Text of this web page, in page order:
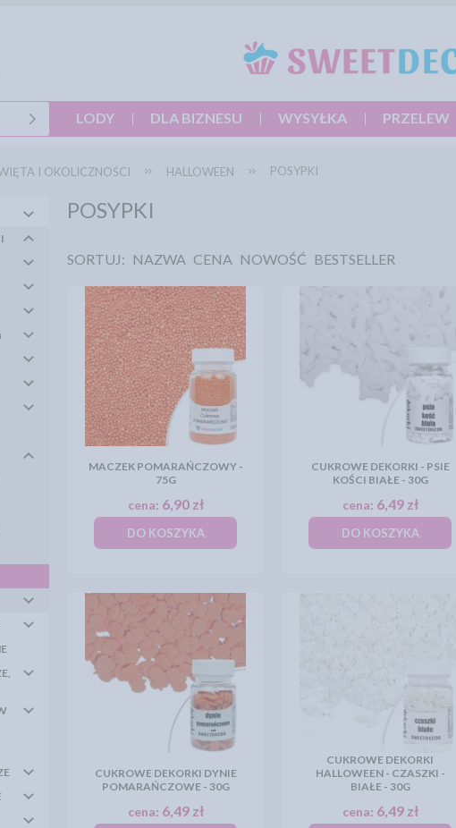
LODY DLA BIZNESU WYSYŁKA PRZELEW
I OKOLICZNOŚCI HALLOWEEN POSYPKI
POSYPKI
SORTUJ: NAZWA CENA NOWOŚĆ BESTSELLER
MACZEK POMARAŃCZOWY -
75G
cena: 6,90 zł
DO KOSZYKA
CUKROWE DEKORKI - PSIE
KOŚCI BIAŁE - 30G
cena: 6,49 zł
DO KOSZYKA
CUKROWE DEKORKI DYNIE
POMARAŃCZOWE - 30G
cena: 6,49 zł
CUKROWE DEKORKI
HALLOWEEN - CZASZKI -
BIAŁE - 30G
cena: 6,49 zł